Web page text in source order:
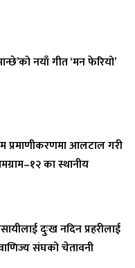
नयाँ गीत ‘मन फेरियो’
प्रमाणीकरणमा आलटाल गरी
का स्थानीय
दुःख नदिन प्रहरीलाई
संघको चेतावनी